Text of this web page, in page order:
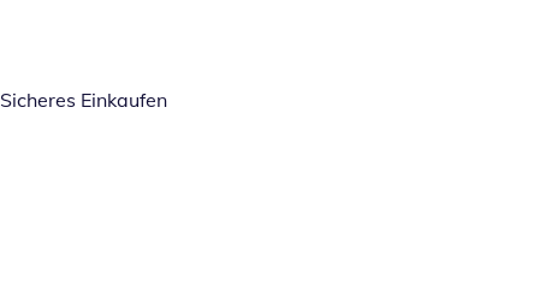
Sicheres Einkaufen